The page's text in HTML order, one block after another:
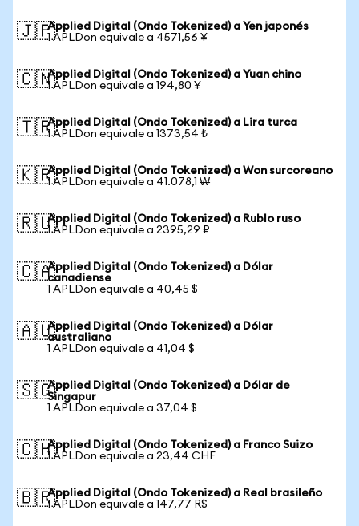
🇯🇵Applied Digital (Ondo Tokenized) a Yen japonés
1 APLDon equivale a 4571,56 ¥
🇨🇳Applied Digital (Ondo Tokenized) a Yuan chino
1 APLDon equivale a 194,80 ¥
🇹🇷Applied Digital (Ondo Tokenized) a Lira turca
1 APLDon equivale a 1373,54 ₺
🇰🇷Applied Digital (Ondo Tokenized) a Won surcoreano
1 APLDon equivale a 41.078,1 ₩
🇷🇺Applied Digital (Ondo Tokenized) a Rublo ruso
1 APLDon equivale a 2395,29 ₽
🇨🇦Applied Digital (Ondo Tokenized) a Dólar
canadiense
1 APLDon equivale a 40,45 $
🇦🇺Applied Digital (Ondo Tokenized) a Dólar
australiano
1 APLDon equivale a 41,04 $
🇸🇬Applied Digital (Ondo Tokenized) a Dólar de
Singapur
1 APLDon equivale a 37,04 $
🇨🇭Applied Digital (Ondo Tokenized) a Franco Suizo
1 APLDon equivale a 23,44 CHF
🇧🇷Applied Digital (Ondo Tokenized) a Real brasileño
1 APLDon equivale a 147,77 R$